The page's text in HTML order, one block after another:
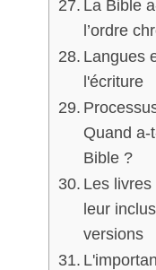
La Bible
l’ordre
Langues
l'écriture
Quand a-
Bible ?
Les
leur
versions